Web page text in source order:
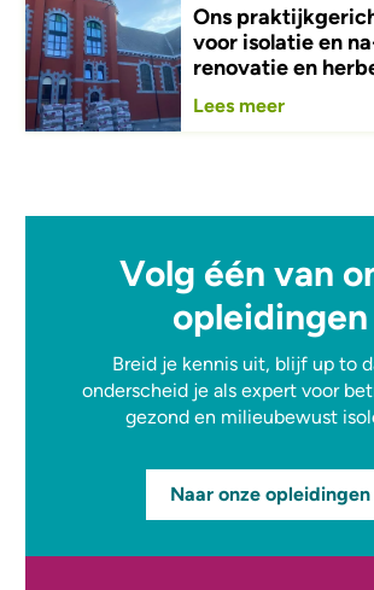
Ons
voor isolatie en
renovatie en
Lees meer
Volg één van
opleidingen
Breid je kennis uit, blijf up to
onderscheid je als expert voor
gezond en milieubewust
Naar onze opleidingen